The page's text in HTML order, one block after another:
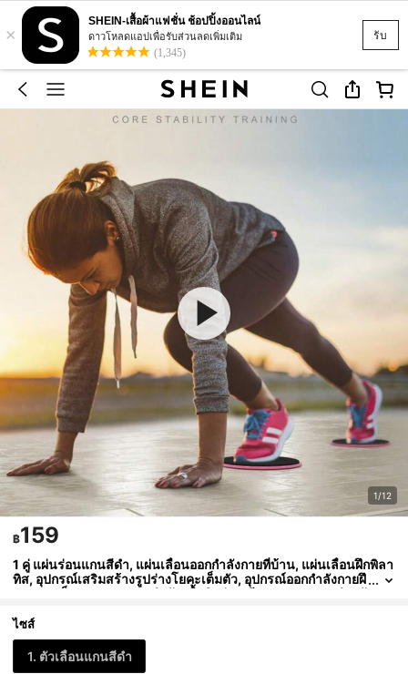
รับ
×
SHEIN-เสื้อผ้าแฟชั่น ช้อปปิ้งออนไลน์
ดาวโหลดแอปเพื่อรับส่วนลดเพิ่มเติม
(1,345)
1/12
฿159
1 คู่ แผ่นร่อนแกนสีดำ, แผ่นเลื่อนออกกำลังกายที่บ้าน, แผ่นเลื่อนฝึกพิลา
ทิส, อุปกรณ์เสริมสร้างรูปร่างโยคะเต็มตัว, อุปกรณ์ออกกำลังกายฝึ
กความแข็งแรงแกนกลางลำตัว, พื้นผิวร่อนเรียบมาก, เหมาะสำหรั
ไซส์
1. ตัวเลื่อนแกนสีดำ